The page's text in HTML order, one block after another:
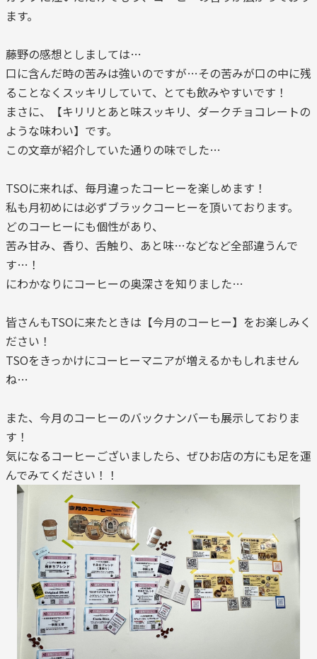
ます。
藤野の感想としましては…
口に含んだ時の苦みは強いのですが…その苦みが口の中に残
ることなくスッキリしていて、とても飲みやすいです！
まさに、【キリリとあと味スッキリ、ダークチョコレートの
ような味わい】です。
この文章が紹介していた通りの味でした…
TSOに来れば、毎月違ったコーヒーを楽しめます！
私も月初めには必ずブラックコーヒーを頂いております。
どのコーヒーにも個性があり、
苦み甘み、香り、舌触り、あと味…などなど全部違うんで
す…！
にわかなりにコーヒーの奥深さを知りました…
皆さんもTSOに来たときは【今月のコーヒー】をお楽しみく
ださい！
TSOをきっかけにコーヒーマニアが増えるかもしれません
ね…
また、今月のコーヒーのバックナンバーも展示しておりま
す！
気になるコーヒーございましたら、ぜひお店の方にも足を運
んでみてください！！